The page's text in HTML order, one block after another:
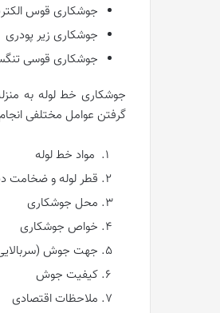
جوشکاری قوس
جوشکاری زیر پودری
جوشکاری قوسی
جوشکاری خط لوله به
گرفتن عوامل مختلفی
مواد خط لوله
قطر لوله و ضخامت
محل جوشکاری
خواص جوشکاری
جهت جوش (سربالایی
کیفیت جوش
ملاحظات اقتصادی